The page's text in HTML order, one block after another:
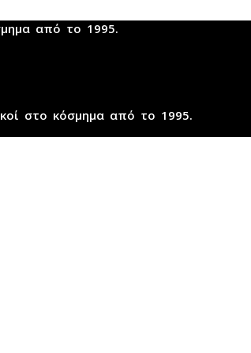
από το 1995.
στο κόσμημα από το 1995.